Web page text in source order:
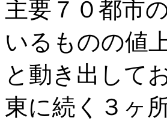
主要７０都市
いるものの値
と動き出して
東に続く３ヶ